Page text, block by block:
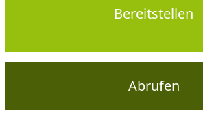
Bereitstellen
Abrufen